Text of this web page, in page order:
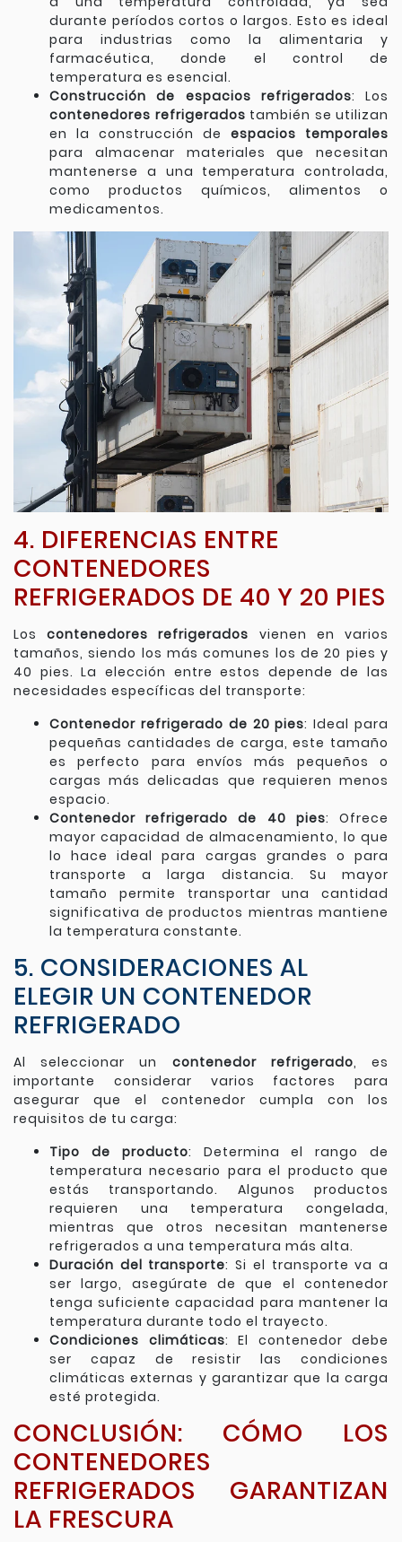
durante períodos cortos o largos. Esto es ideal
para industrias como la alimentaria y
farmacéutica, donde el control de
temperatura es esencial.
Construcción de espacios refrigerados: Los
contenedores refrigerados también se utilizan
en la construcción de espacios temporales
para almacenar materiales que necesitan
mantenerse a una temperatura controlada,
como productos químicos, alimentos o
medicamentos.
4. DIFERENCIAS ENTRE
CONTENEDORES
REFRIGERADOS DE 40 Y 20 PIES
Loscontenedores refrigerados vienen en varios
tamaños, siendo los más comunes los de 20 pies y
40 pies. La elección entre estos depende de las
necesidades específicas del transporte:
Contenedor refrigerado de 20 pies: Ideal para
pequeñas cantidades de carga, este tamaño
es perfecto para envíos más pequeños o
cargas más delicadas que requieren menos
espacio.
Contenedor refrigerado de 40 pies: Ofrece
mayor capacidad de almacenamiento, lo que
lo hace ideal para cargas grandes o para
transporte a larga distancia. Su mayor
tamaño permite transportar una cantidad
significativa de productos mientras mantiene
la temperatura constante.
5. CONSIDERACIONES AL
ELEGIR UN CONTENEDOR
REFRIGERADO
Al seleccionar un contenedor refrigerado, es
importante considerar varios factores para
asegurar que el contenedor cumpla con los
requisitos de tu carga:
Tipo de producto: Determina el rango de
temperatura necesario para el producto que
estás transportando. Algunos productos
requieren una temperatura congelada,
mientras que otros necesitan mantenerse
refrigerados a una temperatura más alta.
Duración del transporte: Si el transporte va a
ser largo, asegúrate de que el contenedor
tenga suficiente capacidad para mantener la
temperatura durante todo el trayecto.
Condiciones climáticas: El contenedor debe
ser capaz de resistir las condiciones
climáticas externas y garantizar que la carga
esté protegida.
CONCLUSIÓN: CÓMO LOS
CONTENEDORES
REFRIGERADOS GARANTIZAN
LA FRESCURA